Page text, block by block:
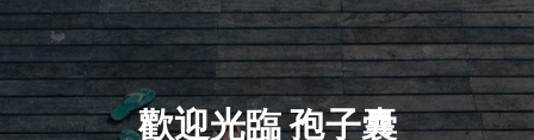
歡迎光臨 孢子囊